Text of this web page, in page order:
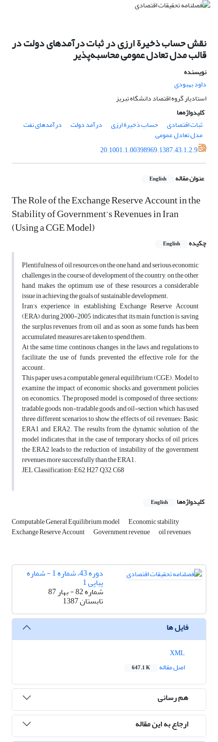
نقش حساب ذخیرة ارزی در ثبات درآمدهای دولت در
قالب مدل تعادل عمومی محاسبه‌پذیر
نویسنده
داود بهبودی
استادیار گروه اقتصاد دانشگاه تبریز
کلیدواژه‌ها
ثبات اقتصادی
حساب ذخیرة ارزی درآمد دولت درآمدهای نفت
مدل ‌تعادل عمومی
20.1001.1.00398969.1387.43.1.2.9
عنوان مقاله English
The Role of the Exchange Reserve Account in the
Stability of Government’s Revenues in Iran
(Using a CGE Model)
چکیده English
Plentifulness of oil resources on the one hand, and serious economic
challenges in the course of development of the country, on the other
hand, makes the optimum use of these resources a considerable
issue in achieving the goals of sustainable development.
Iran’s experience in establishing Exchange Reserve Account
(ERA) during 2000-2005 indicates that its main function is saving
the surplus revenues from oil and as soon as some funds has been
accumulated, measures are taken to spend them.
At the same time, continous changes in the laws and regulations to
facilitate the use of funds, prevented the effective role for the
account.
This paper uses a computable general equilibrium (CGE). Model to
examine the impact of economic shocks and government policies
on economics. The proposed model is composed of three sections:
tradable goods, non-tradable goods and oil-section, which has used
three different scenarios to show the effects of oil revenues: Basic,
ERA1 and ERA2. The results from the dynamic solution of the
model indicates that in the case of temporary shocks of oil prices,
the ERA2 leads to the reduction of instability of the government
revenues more successfully than the ERA1.
JEL Classification: E62, H27, Q32, C68
کلیدواژه‌ها English
Computable General Equilibrium model Economic stability
Exchange Reserve Account Government revenue oil revenues
دوره 43، شماره 1 - شماره
پیاپی 1
شماره 82 - بهار 87
تابستان 1387
فایل ها
اصل مقاله
647.1 K
هم رسانی
ارجاع به این مقاله